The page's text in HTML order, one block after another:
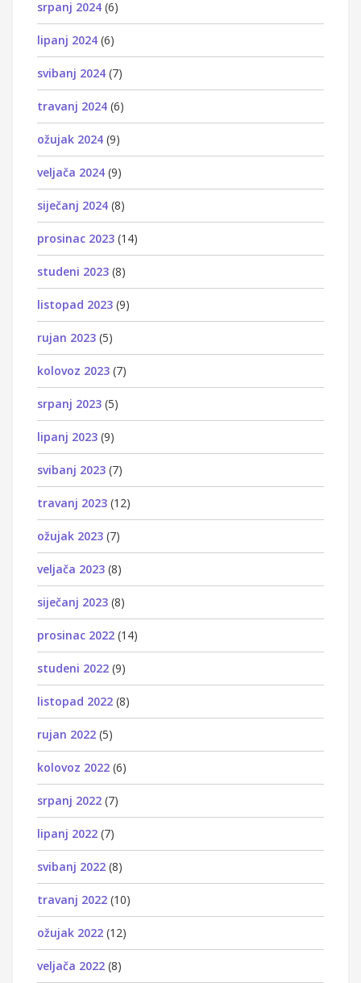
srpanj 2024 (6)
lipanj 2024 (6)
svibanj 2024 (7)
travanj 2024 (6)
ožujak 2024 (9)
veljača 2024 (9)
siječanj 2024 (8)
prosinac 2023 (14)
studeni 2023 (8)
listopad 2023 (9)
rujan 2023 (5)
kolovoz 2023 (7)
srpanj 2023 (5)
lipanj 2023 (9)
svibanj 2023 (7)
travanj 2023 (12)
ožujak 2023 (7)
veljača 2023 (8)
siječanj 2023 (8)
prosinac 2022 (14)
studeni 2022 (9)
listopad 2022 (8)
rujan 2022 (5)
kolovoz 2022 (6)
srpanj 2022 (7)
lipanj 2022 (7)
svibanj 2022 (8)
travanj 2022 (10)
ožujak 2022 (12)
veljača 2022 (8)